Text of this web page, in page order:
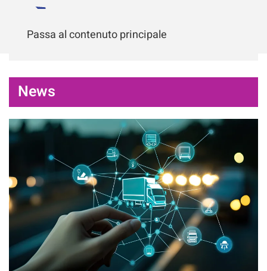
Passa al contenuto principale
News